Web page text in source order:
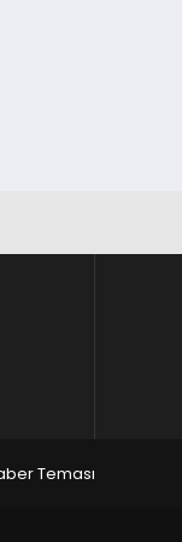
Teması